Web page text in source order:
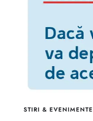
STIRI & EVENIMENTE